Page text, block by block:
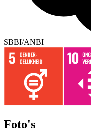
SBBI/ANBI
Foto's